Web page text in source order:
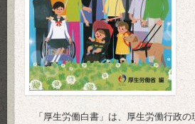
「厚生労働白書」は、厚生労働行政の